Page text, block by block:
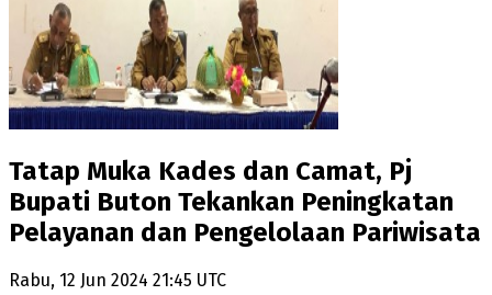
Tatap Muka Kades dan Camat, Pj
Bupati Buton Tekankan Peningkatan
Pelayanan dan Pengelolaan Pariwisata
Rabu, 12 Jun 2024 21:45 UTC